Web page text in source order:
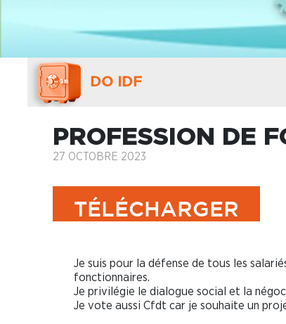
DO IDF
PROFESSION DE
27 OCTOBRE 2023
TÉLÉCHARGER
Je suis pour la défense de tous les
fonctionnaires.
Je privilégie le dialogue social et la
Je vote aussi Cfdt car je souhaite un